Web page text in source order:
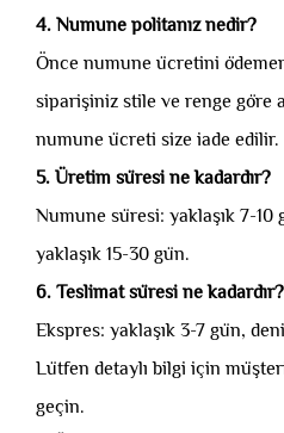
4. Numune politanız nedir?
Önce numune ücretini
siparişiniz stile ve renge göre
numune ücreti size iade edilir.
5. Üretim süresi ne kadardır?
Numune süresi: yaklaşık 7-10
yaklaşık 15-30 gün.
6. Teslimat süresi ne kadardır?
Ekspres: yaklaşık 3-7 gün,
Lütfen detaylı bilgi için
geçin.